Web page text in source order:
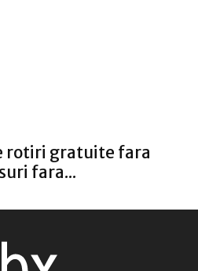
rotiri gratuite fara
fara...